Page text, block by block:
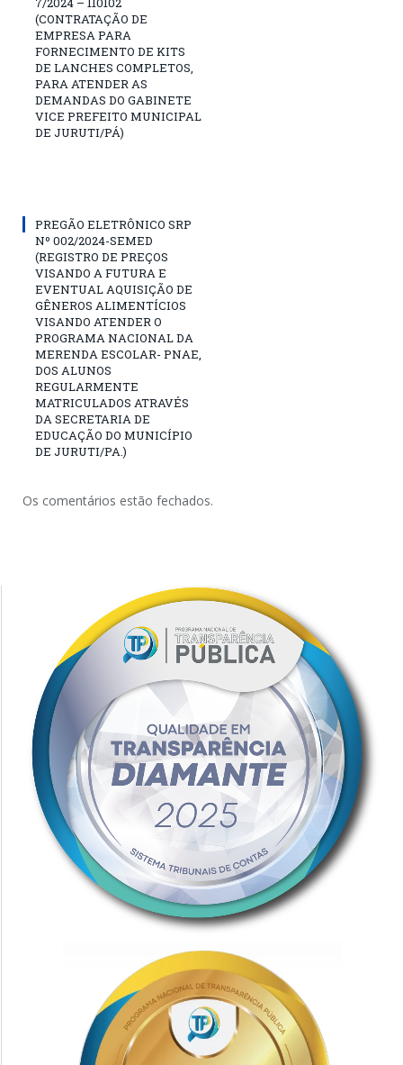
(CONTRATAÇÃO DE
EMPRESA PARA
FORNECIMENTO DE KITS
DE LANCHES COMPLETOS,
PARA ATENDER AS
DEMANDAS DO GABINETE
VICE PREFEITO MUNICIPAL
DE JURUTI/PÁ)
PREGÃO ELETRÔNICO SRP
Nº 002/2024-SEMED
(REGISTRO DE PREÇOS
VISANDO A FUTURA E
EVENTUAL AQUISIÇÃO DE
GÊNEROS ALIMENTÍCIOS
VISANDO ATENDER O
PROGRAMA NACIONAL DA
MERENDA ESCOLAR- PNAE,
DOS ALUNOS
REGULARMENTE
MATRICULADOS ATRAVÉS
DA SECRETARIA DE
EDUCAÇÃO DO MUNICÍPIO
DE JURUTI/PA.)
Os comentários estão fechados.